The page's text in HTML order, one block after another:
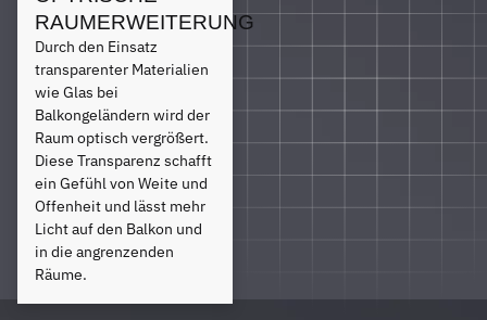
RAUMERWEITERUNG
Durch den Einsatz
transparenter Materialien
wie Glas bei
Balkongeländern wird der
Raum optisch vergrößert.
Diese Transparenz schafft
ein Gefühl von Weite und
Offenheit und lässt mehr
Licht auf den Balkon und
in die angrenzenden
Räume.